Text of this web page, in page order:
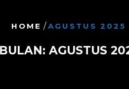
HOME /AGUSTUS 2025
BULAN: AGUSTUS